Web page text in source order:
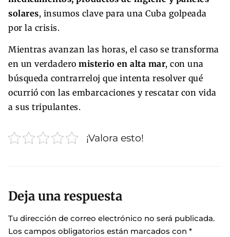
solares, insumos clave para una Cuba golpeada
por la crisis.
Mientras avanzan las horas, el caso se transforma
en un verdadero misterio en alta mar, con una
búsqueda contrarreloj que intenta resolver qué
ocurrió con las embarcaciones y rescatar con vida
a sus tripulantes.
¡Valora esto!
Deja una respuesta
Tu dirección de correo electrónico no será publicada.
Los campos obligatorios están marcados con *